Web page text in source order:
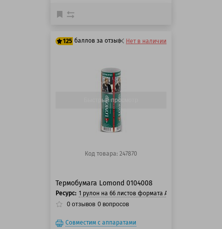
125 баллов за отзыв Нет в наличии
Быстрый просмотр
Код товара: 247870
Термобумага Lomond 0104008
Ресурс: 1 рулон на 66 листов формата А4
0 отзывов 0 вопросов
Совместим с аппаратами